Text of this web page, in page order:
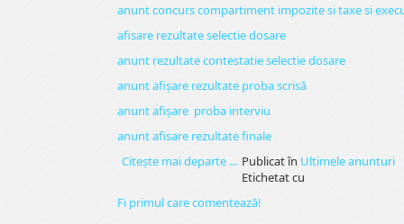
anunt concurs compartiment impozite si taxe si
afisare rezultate selectie dosare
anunt rezultate contestatie selectie dosare
anunt afișare rezultate proba scrisă
anunt afișare proba interviu
anunt afisare rezultate finale
Citeşte mai departe ... Publicat în Ultimele anunturi
Etichetat cu
Fi primul care comentează!